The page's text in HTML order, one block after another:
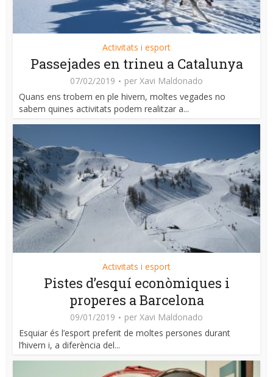
Activitats i esport
Passejades en trineu a Catalunya
07/02/2019 per Xavi Maldonado
Quans ens trobem en ple hivern, moltes vegades no
sabem quines activitats podem realitzar a...
Activitats i esport
Pistes d’esquí econòmiques i
properes a Barcelona
09/01/2019 per Xavi Maldonado
Esquiar és l’esport preferit de moltes persones durant
l’hivern i, a diferència del...